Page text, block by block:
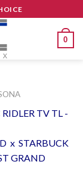
0
TV TL -
x STARBUCK
GRAND